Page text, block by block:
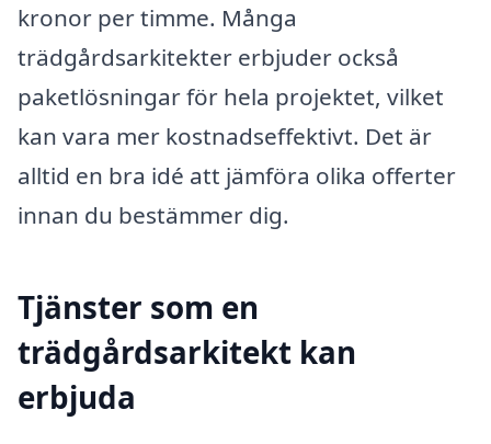
kronor per timme. Många
trädgårdsarkitekter erbjuder också
paketlösningar för hela projektet, vilket
kan vara mer kostnadseffektivt. Det är
alltid en bra idé att jämföra olika offerter
innan du bestämmer dig.
Tjänster som en
trädgårdsarkitekt kan
erbjuda